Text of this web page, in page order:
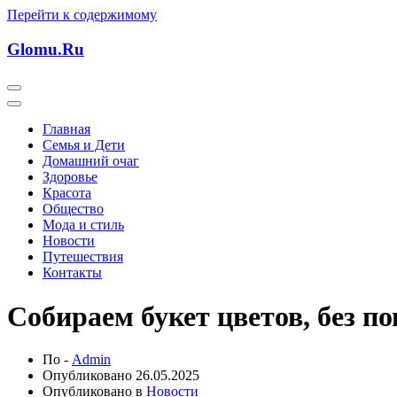
Перейти к содержимому
Glomu.Ru
Главная
Семья и Дети
Домашний очаг
Здоровье
Красота
Общество
Мода и стиль
Новости
Путешествия
Контакты
Собираем букет цветов, без
По - Admin
Опубликовано 26.05.2025
Опубликовано в Новости